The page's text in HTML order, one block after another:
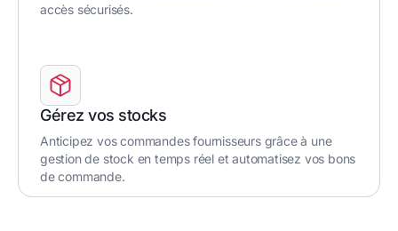
accès sécurisés.
Gérez vos stocks
Anticipez vos commandes fournisseurs grâce à une
gestion de stock en temps réel et automatisez vos bons
de commande.